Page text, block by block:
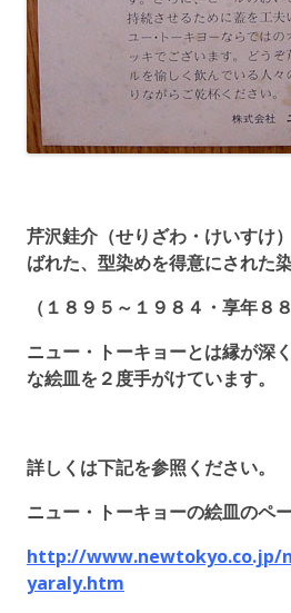
芹沢銈介（せりざわ・けいすけ
ばれた、型染めを得意にされた
（１８９５～１９８４・享年８８
ニュー・トーキョーとは縁が深
な絵皿を２度手がけています。
詳しくは下記を参照ください。
ニュー・トーキョーの絵皿のペー
http://www.newtokyo.co.jp/
yaraly.htm